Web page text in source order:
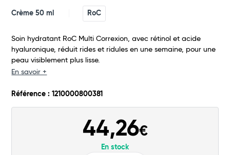
Total
Crème 50 ml RoC
Soin hydratant RoC Multi Correxion, avec rétinol et acide
hyaluronique, réduit rides et ridules en une semaine, pour une
peau visiblement plus lisse.
En savoir +
Référence : 1210000800381
44,26€
En stock